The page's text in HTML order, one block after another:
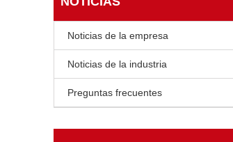
Noticias de la empresa
Noticias de la industria
Preguntas frecuentes